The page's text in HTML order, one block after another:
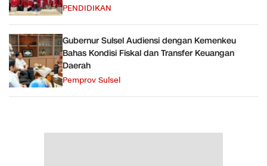
PENDIDIKAN
Gubernur Sulsel Audiensi dengan Kemenkeu
Bahas Kondisi Fiskal dan Transfer Keuangan
Daerah
Pemprov Sulsel